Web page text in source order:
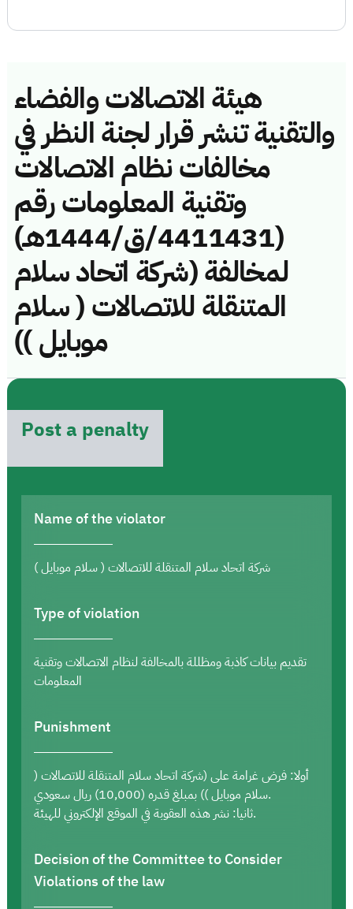
هيئة الاتصالات والفضاء
والتقنية تنشر قرار لجنة النظر في
مخالفات نظام الاتصالات
وتقنية المعلومات رقم
(4411431/ق/1444هـ)
لمخالفة (شركة اتحاد سلام
المتنقلة للاتصالات ( سلام
موبايل ))
Post a penalty
Name of the violator
شركة اتحاد سلام المتنقلة للاتصالات ( سلام موبايل )
Type of violation
تقديم بيانات كاذبة ومظللة بالمخالفة لنظام الاتصالات وتقنية
المعلومات
Punishment
أولا: فرض غرامة على (شركة اتحاد سلام المتنقلة للاتصالات (
سلام موبايل )) بمبلغ قدره (10,000) ريال سعودي.
ثانيا: نشر هذه العقوبة في الموقع الإلكتروني للهيئة.
Decision of the Committee to Consider
Violations of the law